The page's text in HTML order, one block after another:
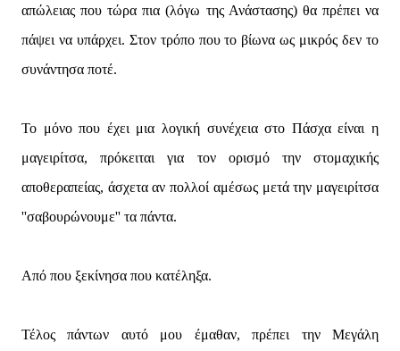
απώλειας που τώρα πια (λόγω της Ανάστασης) θα πρέπει να
πάψει να υπάρχει. Στον τρόπο που το βίωνα ως μικρός δεν το
συνάντησα ποτέ.
Το μόνο που έχει μια λογική συνέχεια στο Πάσχα είναι η
μαγειρίτσα, πρόκειται για τον ορισμό την στομαχικής
αποθεραπείας, άσχετα αν πολλοί αμέσως μετά την μαγειρίτσα
''σαβουρώνουμε'' τα πάντα.
Από που ξεκίνησα που κατέληξα.
Τέλος πάντων αυτό μου έμαθαν, πρέπει την Μεγάλη